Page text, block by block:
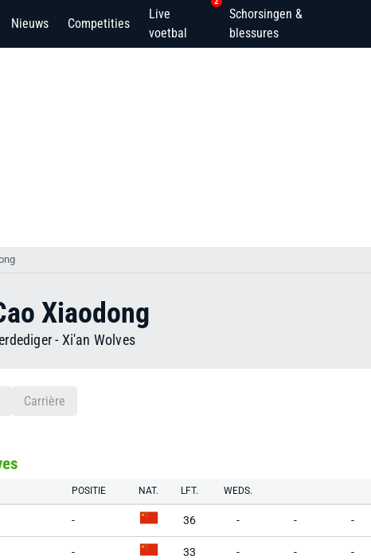
Nieuws Competities
Live
voetbal
Schorsingen &
blessures
Xiaodong
- Xi'an Wolves
Carrière
POSITIE NAT. LFT. WEDS.
- 36 - - -
- 33 - - -